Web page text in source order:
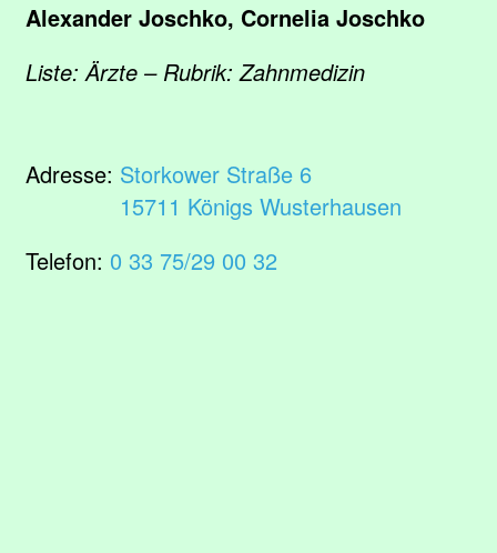
Alexander Joschko, Cornelia Joschko
Liste: Ärzte – Rubrik: Zahnmedizin
Adresse: Storkower Straße 6
15711 Königs Wusterhausen
Telefon: 0 33 75/29 00 32